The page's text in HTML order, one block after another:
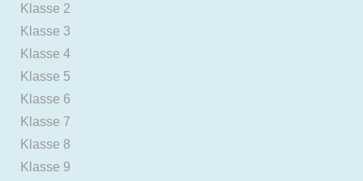
Klasse 2
Klasse 3
Klasse 4
Klasse 5
Klasse 6
Klasse 7
Klasse 8
Klasse 9